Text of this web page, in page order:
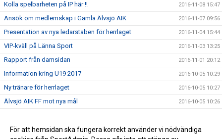
Kolla spelbarheten på IP här !! 2016-11-08 15:47
Ansök om medlemskap i Gamla Älvsjö AIK 2016-11-07 09:56
Presentation av nya ledarstaben för herrlaget 2016-11-04 15:44
VIP-kväll på Länna Sport 2016-11-03 13:25
Rapport från damsidan 2016-11-01 20:12
Information kring U19 2017 2016-10-05 10:29
Ny tränare för herrlaget 2016-10-05 10:27
Älvsjö AIK FF mot nya mål 2016-10-05 10:26
Santis Summer Cup 2016-08-31 09:41
För att hemsidan ska fungera korrekt använder vi nödvändiga